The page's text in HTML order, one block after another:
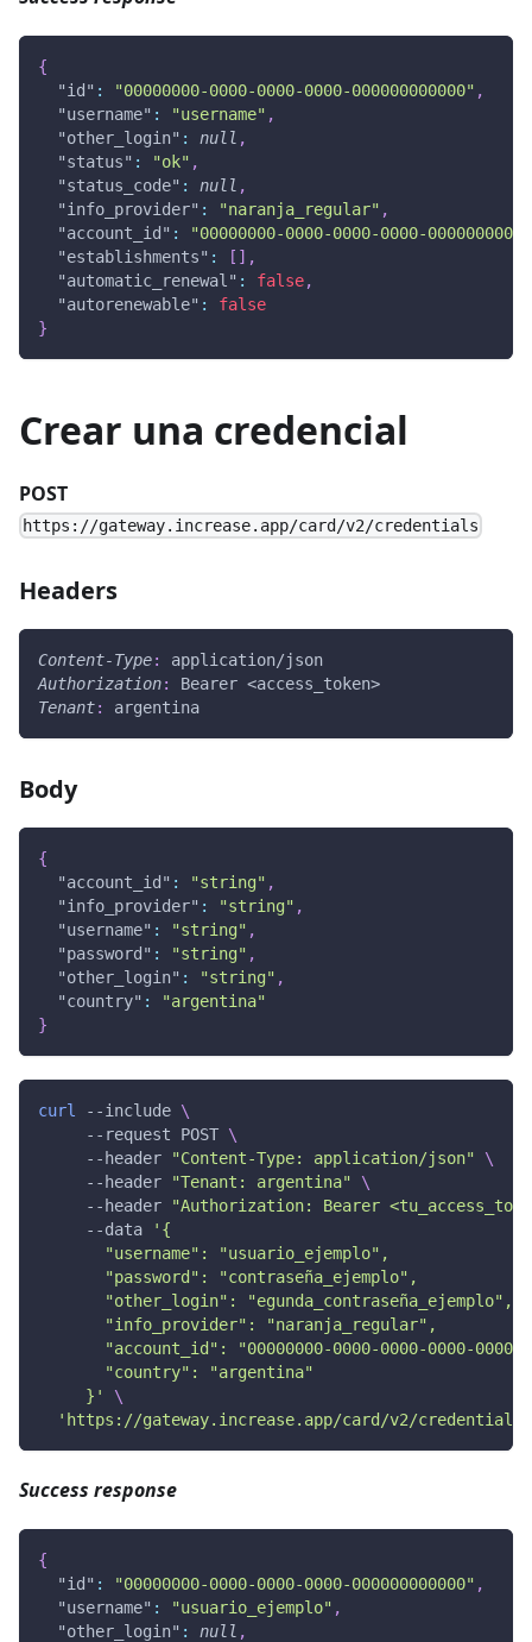
{
"id" : "00000000-0000-0000-0000-000000000000" ,
"username" : "username" ,
"other_login" : null ,
"status" : "ok" ,
"status_code" : null ,
"info_provider" : "naranja_regular" ,
"account_id" :
"00000000-0000-0000-0000-
"establishments" : [ ] ,
"automatic_renewal" : false,
"autorenewable" :
false
}
Crear una credencial
POST
https://gateway.increase.app/card/v2/credentials
Headers
Content-Type:
application/json
Authorization:
Bearer <access_token>
Tenant: argentina
Body
{
"account_id" : "string" ,
"info_provider" : "string" ,
"username" : "string" ,
"password" : "string" ,
"other_login" : "string" ,
"country" :
"argentina"
}
curl --include \
     --request POST
\
     --header
"Content-Type: application/json"
\
     --header
"Tenant: argentina"
\
     --header
"Authorization: Bearer
     --data
'{
       "username": "usuario_ejemplo",
       "password": "contraseña_ejemplo",
       "other_login": "egunda_contraseña_ejemplo",
       "info_provider": "naranja_regular",
"account_id": "00000000-0000-0000-0000-
       "country": "argentina"
     }'
\
'https://gateway.increase.app/card/v2/credentials'
Success response
{
"id" : "00000000-0000-0000-0000-000000000000" ,
"username" : "usuario_ejemplo" ,
"other_login" : null ,